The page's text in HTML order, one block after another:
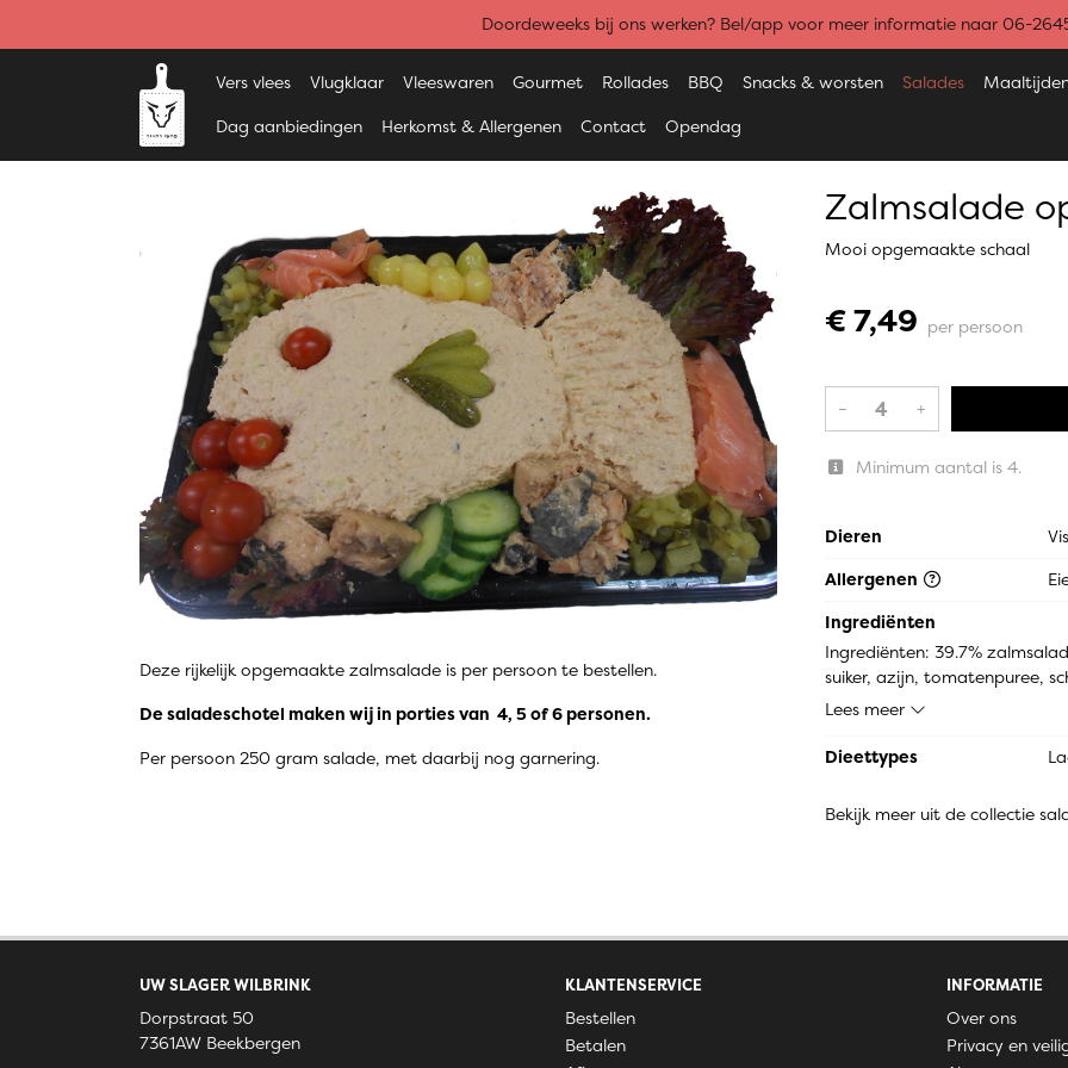
Doordeweeks bij ons werken? Bel/app voor meer informatie naar 06-
Vers vlees Vlugklaar Vleeswaren Gourmet Rollades BBQ Snacks & worsten Salades
Dag aanbiedingen Herkomst & Allergenen Contact Opendag
Deze rijkelijk opgemaakte zalmsalade is per persoon te bestellen.
De saladeschotel maken wij in porties van 4, 5 of 6 personen.
Per persoon 250 gram salade, met daarbij nog garnering.
Zalmsalade
Mooi opgemaakte schaal
€ 7,49 per persoon
– +
Minimum aantal is 4.
Dieren
Vis
Allergenen
Ingrediënten
Ingrediënten: 39.7%
suiker, azijn, tomatenpuree,
(mosterdzaden, zout,
(E202, E262), voedingszuur
Oncorhynchus Nerka, zout),
(E420), specerijenextracten),
Lees meer
Dieettypes
Bekijk meer uit de collectie
UW SLAGER WILBRINK
Dorpstraat 50
7361AW Beekbergen
KLANTENSERVICE
Bestellen
Betalen
INFORMATIE
Over ons
Privacy en